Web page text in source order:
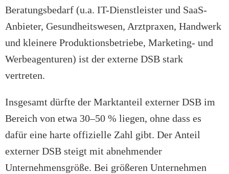
Beratungsbedarf (u.a. IT-Dienstleister und SaaS-
Anbieter, Gesundheitswesen, Arztpraxen, Handwerk
und kleinere Produktionsbetriebe, Marketing- und
Werbeagenturen) ist der externe DSB stark
vertreten.
Insgesamt dürfte der Marktanteil externer DSB im
Bereich von etwa 30–50 % liegen, ohne dass es
dafür eine harte offizielle Zahl gibt. Der Anteil
externer DSB steigt mit abnehmender
Unternehmensgröße. Bei größeren Unternehmen